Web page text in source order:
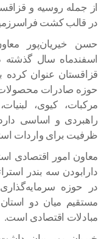
از جمله روسیه و
در قالب کشت
حسن خیریان‌پور
اسفندماه سال گذشته
قزاقستان عنوان
حوزه صادرات محصولات
مرکبات، کیوی،
راهبردی و اساسی
ظرفیت برای واردات
معاون امور اقتصادی
دارابودن سه بندر
در حوزه
مستقیم میان دو
مبادلات اقتصادی است.